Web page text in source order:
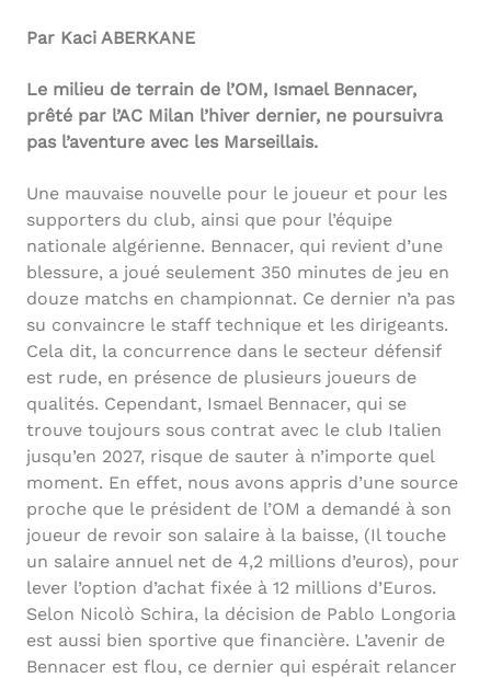
Par Kaci ABERKANE
Le milieu de terrain de l’OM, Ismael Bennacer,
prêté par l’AC Milan l’hiver dernier, ne poursuivra
pas l’aventure avec les Marseillais.
Une mauvaise nouvelle pour le joueur et pour les
supporters du club, ainsi que pour l’équipe
nationale algérienne. Bennacer, qui revient d’une
blessure, a joué seulement 350 minutes de jeu en
douze matchs en championnat. Ce dernier n’a pas
su convaincre le staff technique et les dirigeants.
Cela dit, la concurrence dans le secteur défensif
est rude, en présence de plusieurs joueurs de
qualités. Cependant, Ismael Bennacer, qui se
trouve toujours sous contrat avec le club Italien
jusqu’en 2027, risque de sauter à n’importe quel
moment. En effet, nous avons appris d’une source
proche que le président de l’OM a demandé à son
joueur de revoir son salaire à la baisse, (Il touche
un salaire annuel net de 4,2 millions d’euros), pour
lever l’option d’achat fixée à 12 millions d’Euros.
Selon Nicolò Schira, la décision de Pablo Longoria
est aussi bien sportive que financière. L’avenir de
Bennacer est flou, ce dernier qui espérait relancer